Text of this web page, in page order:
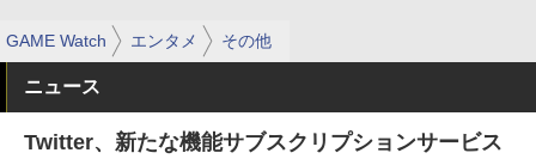
GAME Watch エンタメ その他
ニュース
Twitter、新たな機能サブスクリプションサービス